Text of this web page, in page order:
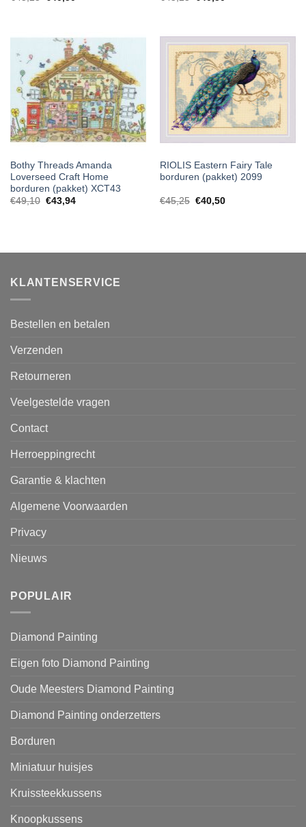
Bothy Threads Amanda
Loverseed Craft Home
borduren (pakket) XCT43
€49,10 €43,94
RIOLIS Eastern Fairy Tale
borduren (pakket) 2099
€45,25 €40,50
KLANTENSERVICE
Bestellen en betalen
Verzenden
Retourneren
Veelgestelde vragen
Contact
Herroeppingrecht
Garantie & klachten
Algemene Voorwaarden
Privacy
Nieuws
POPULAIR
Diamond Painting
Eigen foto Diamond Painting
Oude Meesters Diamond Painting
Diamond Painting onderzetters
Borduren
Miniatuur huisjes
Kruissteekkussens
Knoopkussens